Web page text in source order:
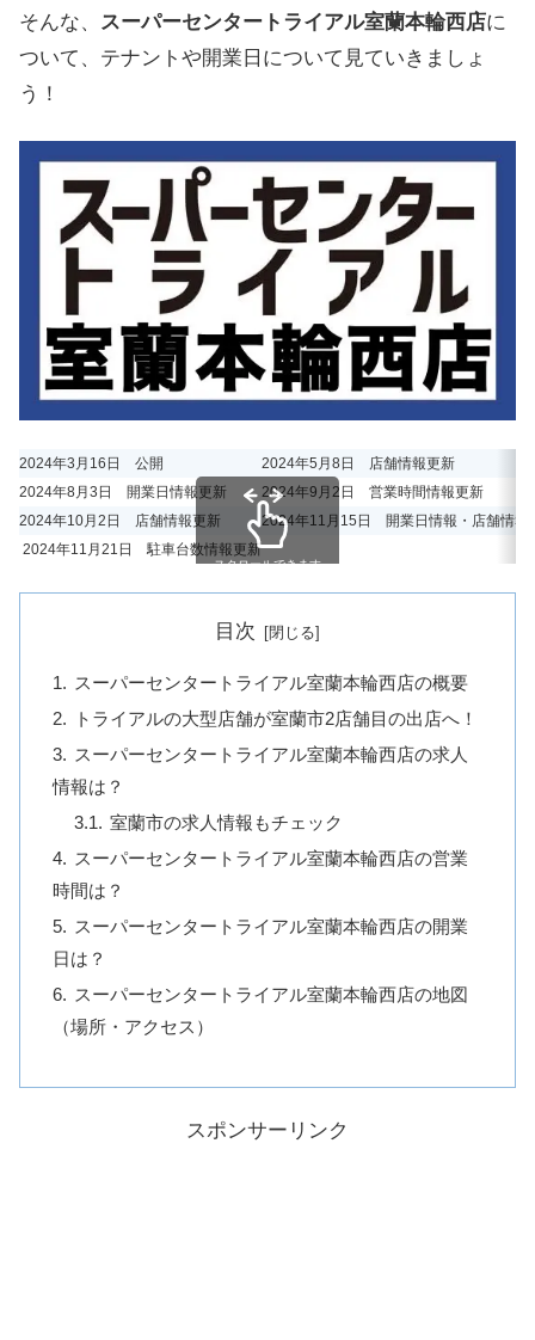
そんな、 スーパーセンタートライアル室蘭本輪西店に
ついて、テナントや開業日について見ていきましょ
う！
2024年3月16日 公開
2024年5月8日 店舗情報更新
2024年8月3日 開業日情報更新
2024年9月2日 営業時間情報更新
2024年10月2日 店舗情報更新
2024年11月15日 開業日情報・店舗情報
2024年11月21日 駐車台数情報更新
スクロールできます
目次
スーパーセンタートライアル室蘭本輪西店の概要
トライアルの大型店舗が室蘭市2店舗目の出店へ！
スーパーセンタートライアル室蘭本輪西店の求人
情報は？
室蘭市の求人情報もチェック
スーパーセンタートライアル室蘭本輪西店の営業
時間は？
スーパーセンタートライアル室蘭本輪西店の開業
日は？
スーパーセンタートライアル室蘭本輪西店の地図
（場所・アクセス）
スポンサーリンク